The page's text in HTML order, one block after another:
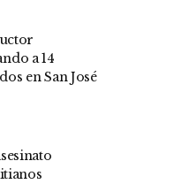
a 14
en San José